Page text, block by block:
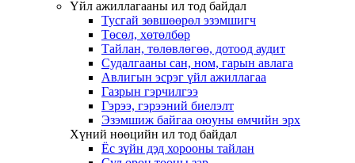
Үйл ажиллагааны ил тод байдал
Тусгай зөвшөөрөл эзэмшигч
Төсөл, хөтөлбөр
Тайлан, төлөвлөгөө, дотоод аудит
Судалгааны сан, ном, гарын авлага
Авлигын эсрэг үйл ажиллагаа
Газрын гэрчилгээ
Гэрээ, гэрээний биелэлт
Эзэмшиж байгаа оюуны өмчийн эрх
Хүний нөөцийн ил тод байдал
Ёс зүйн дэд хорооны тайлан